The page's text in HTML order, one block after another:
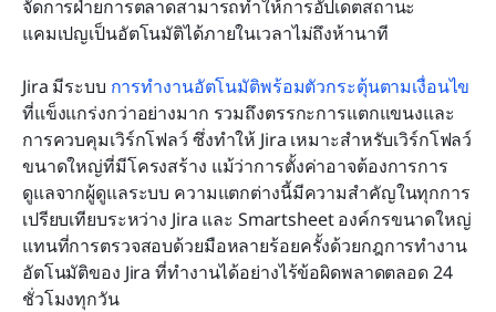
จัดการฝ่ายการตลาดสามารถทำให้การอัปเดตสถานะ
แคมเปญเป็นอัตโนมัติได้ภายในเวลาไม่ถึงห้านาที
Jira มีระบบ การทำงานอัตโนมัติพร้อมตัวกระตุ้นตามเงื่อนไข
ที่แข็งแกร่งกว่าอย่างมาก รวมถึงตรรกะการแตกแขนงและ
การควบคุมเวิร์กโฟลว์ ซึ่งทำให้ Jira เหมาะสำหรับเวิร์กโฟลว์
ขนาดใหญ่ที่มีโครงสร้าง แม้ว่าการตั้งค่าอาจต้องการการ
ดูแลจากผู้ดูแลระบบ ความแตกต่างนี้มีความสำคัญในทุกการ
เปรียบเทียบระหว่าง Jira และ Smartsheet องค์กรขนาดใหญ่
แทนที่การตรวจสอบด้วยมือหลายร้อยครั้งด้วยกฎการทำงาน
อัตโนมัติของ Jira ที่ทำงานได้อย่างไร้ข้อผิดพลาดตลอด 24
ชั่วโมงทุกวัน